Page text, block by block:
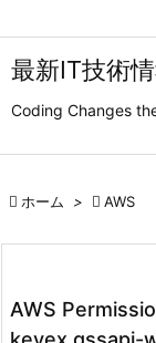
最新IT技術
Coding Changes
 ホーム >  AWS
AWS